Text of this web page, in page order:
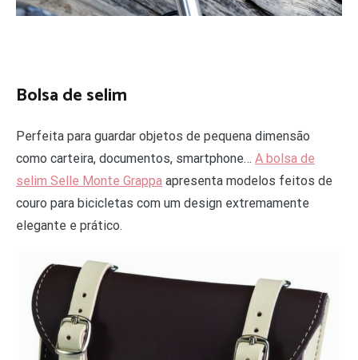
Bolsa de selim
Perfeita para guardar objetos de pequena dimensão
como carteira, documentos, smartphone… A bolsa de
selim Selle Monte Grappa apresenta modelos feitos de
couro para bicicletas com um design extremamente
elegante e prático.